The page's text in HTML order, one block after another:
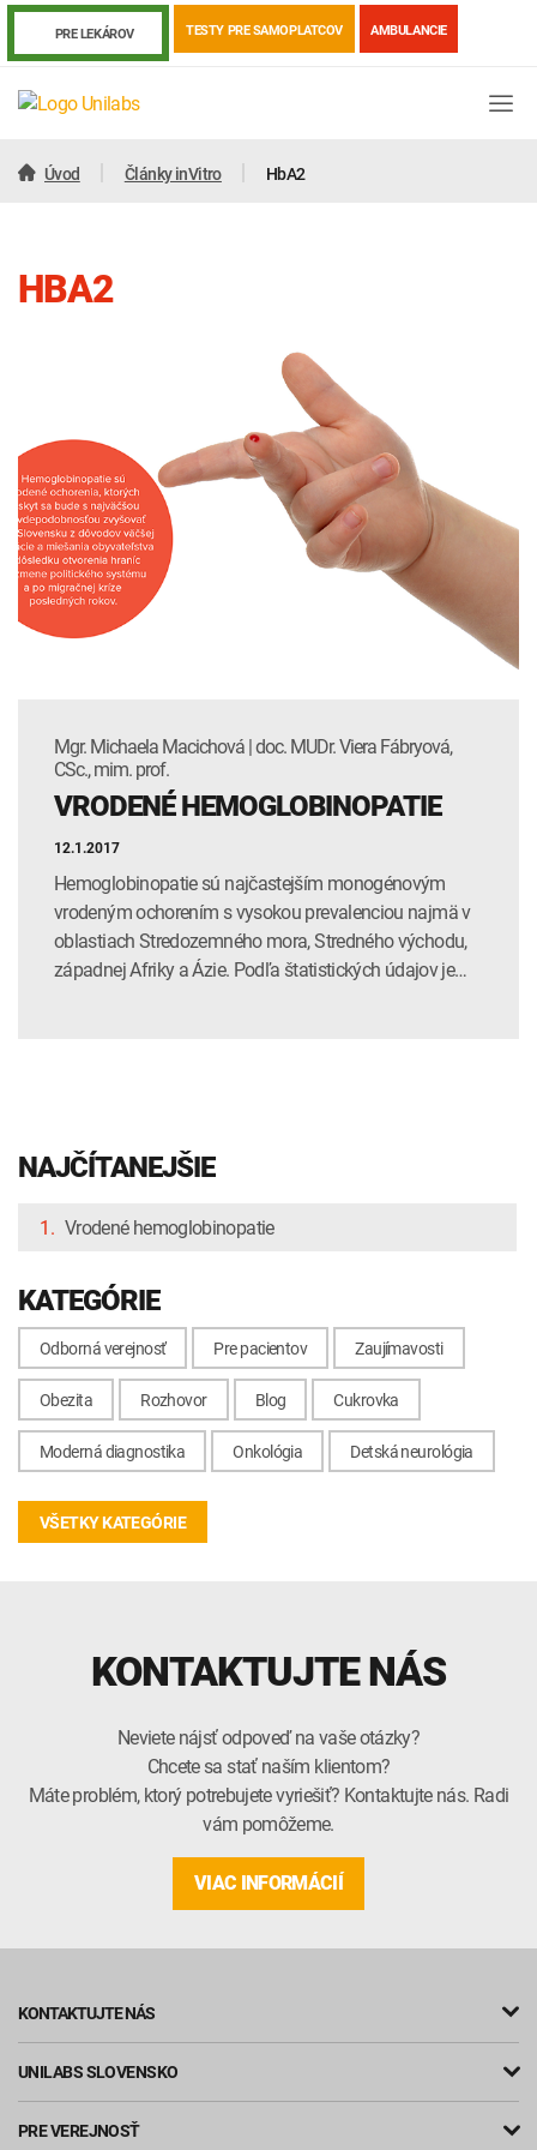
PRE LEKÁROV TESTY PRE SAMOPLATCOV AMBULANCIE
Covid-19 Žiadanky a tlačivá
Výsledky vyšetrení Odberová príručka
INTOLERANCIA POTRAVÍN Lymská borelióza
Human papillomavirus (HPV)
Úvod Články inVitro HbA2
HBA2
Mgr. Michaela Macichová | doc. MUDr. Viera Fábryová,
CSc., mim. prof.
VRODENÉ HEMOGLOBINOPATIE
12.1.2017
Hemoglobinopatie sú najčastejším monogénovým
vrodeným ochorením s vysokou prevalenciou najmä v
oblastiach Stredozemného mora, Stredného východu,
západnej Afriky a Ázie. Podľa štatistických údajov je…
NAJČÍTANEJŠIE
1. Vrodené hemoglobinopatie
KATEGÓRIE
Odborná verejnosť Pre pacientov Zaujímavosti
Obezita Rozhovor Blog Cukrovka
Moderná diagnostika Onkológia Detská neurológia
VŠETKY KATEGÓRIE
KONTAKTUJTE NÁS
Neviete nájsť odpoveď na vaše otázky?
Chcete sa stať naším klientom?
Máte problém, ktorý potrebujete vyriešiť? Kontaktujte nás. Radi
vám pomôžeme.
VIAC INFORMÁCIÍ
KONTAKTUJTE NÁS
UNILABS SLOVENSKO
PRE VEREJNOSŤ